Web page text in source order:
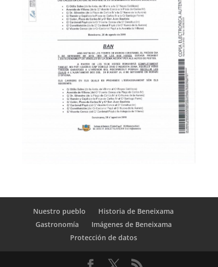
Nuestro pueblo
Historia de Beneixama
Gastronomía
Imágenes de Beneixama
Protección de datos